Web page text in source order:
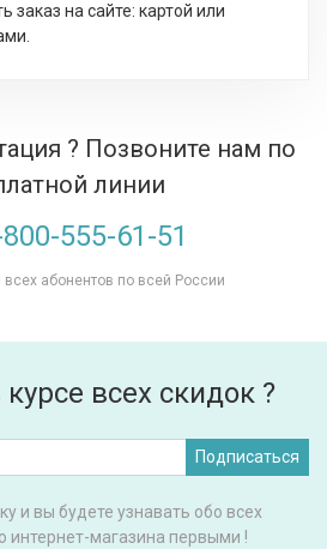
заказ на сайте: картой или
? Позвоните нам по
линии
555-61-51
абонентов по всей России
всех скидок ?
Подписаться
и вы будете узнавать обо всех
интернет-магазина первыми !